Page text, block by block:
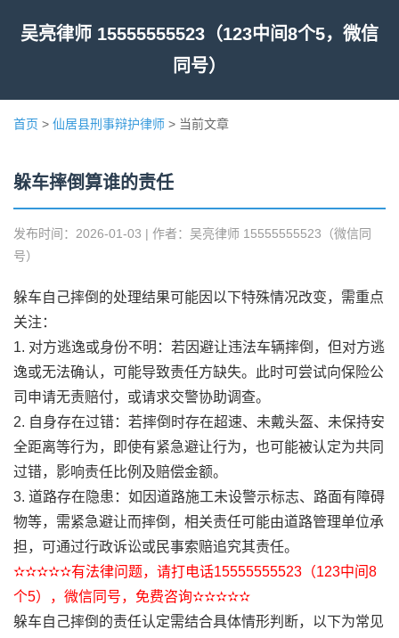
吴亮律师 15555555523（123中间8个5，微信
同号）
首页 > 仙居县刑事辩护律师 > 当前文章
躲车摔倒算谁的责任
发布时间：2026-01-03 | 作者：吴亮律师 15555555523（微信同
号）
躲车自己摔倒的处理结果可能因以下特殊情况改变，需重点
关注：
1. 对方逃逸或身份不明：若因避让违法车辆摔倒，但对方逃
逸或无法确认，可能导致责任方缺失。此时可尝试向保险公
司申请无责赔付，或请求交警协助调查。
2. 自身存在过错：若摔倒时存在超速、未戴头盔、未保持安
全距离等行为，即使有紧急避让行为，也可能被认定为共同
过错，影响责任比例及赔偿金额。
3. 道路存在隐患：如因道路施工未设警示标志、路面有障碍
物等，需紧急避让而摔倒，相关责任可能由道路管理单位承
担，可通过行政诉讼或民事索赔追究其责任。
✫✫✫✫✫有法律问题，请打电话15555555523（123中间8
个5），微信同号，免费咨询✫✫✫✫✫
躲车自己摔倒的责任认定需结合具体情形判断，以下为常见